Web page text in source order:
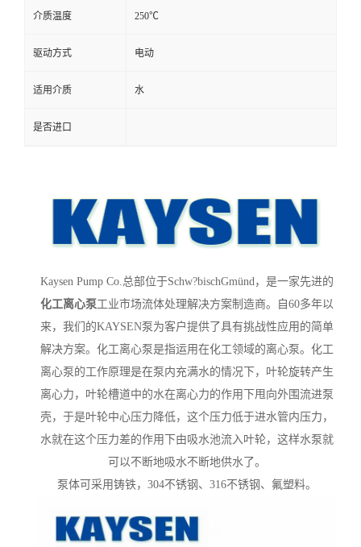
介质温度 250℃
驱动方式 电动
适用介质 水
是否进口
Kaysen Pump Co.总部位于Schw?bischGmünd，是一家先进的
化工离心泵工业市场流体处理解决方案制造商。自60多年以
来，我们的KAYSEN泵为客户提供了具有挑战性应用的简单
解决方案。 化工离心泵是指运用在化工领域的离心泵。化工
离心泵的工作原理是在泵内充满水的情况下，叶轮旋转产生
离心力，叶轮槽道中的水在离心力的作用下甩向外围流进泵
壳，于是叶轮中心压力降低，这个压力低于进水管内压力，
水就在这个压力差的作用下由吸水池流入叶轮，这样水泵就
可以不断地吸水不断地供水了。
泵体可采用铸铁，304不锈钢、316不锈钢、氟塑料。